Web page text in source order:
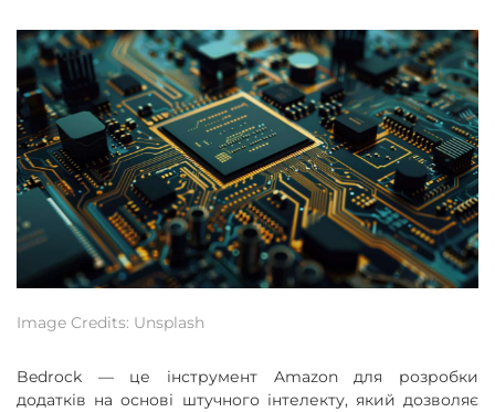
Image Credits: Unsplash
Bedrock — це інструмент Amazon для розробки
додатків на основі штучного інтелекту, який дозволяє